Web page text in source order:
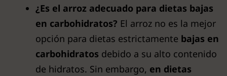
¿Es el arroz adecuado para dietas bajas
en carbohidratos? El arroz no es la mejor
opción para dietas estrictamente bajas en
carbohidratos debido a su alto contenido
de hidratos. Sin embargo, en dietas